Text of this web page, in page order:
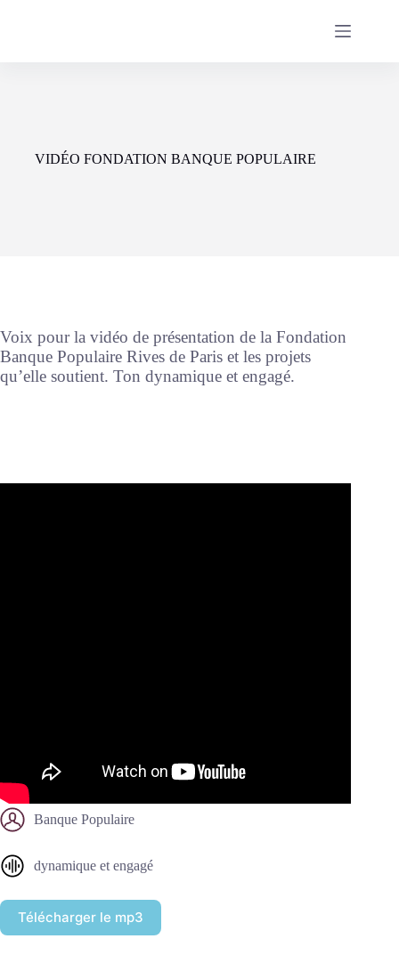
VIDÉO FONDATION BANQUE POPULAIRE
Voix pour la vidéo de présentation de la Fondation
Banque Populaire Rives de Paris et les projets
qu’elle soutient. Ton dynamique et engagé.
Banque Populaire
dynamique et engagé
Télécharger le mp3